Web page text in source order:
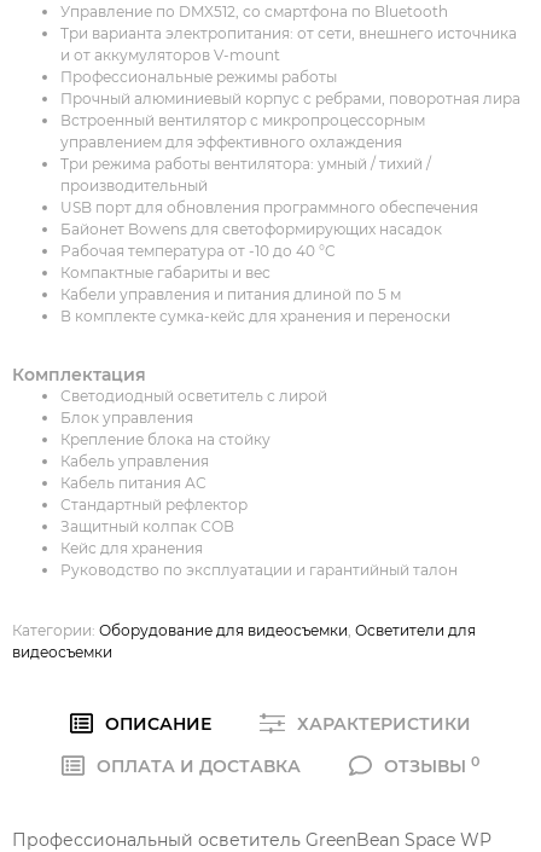
Управление по DMX512, со смартфона по Bluetooth
Три варианта электропитания: от сети, внешнего источника
и от аккумуляторов V-mount
Профессиональные режимы работы
Прочный алюминиевый корпус с ребрами, поворотная лира
Встроенный вентилятор с микропроцессорным
управлением для эффективного охлаждения
Три режима работы вентилятора: умный / тихий /
производительный
USB порт для обновления программного обеспечения
Байонет Bowens для светоформирующих насадок
Рабочая температура от -10 до 40 °C
Компактные габариты и вес
Кабели управления и питания длиной по 5 м
В комплекте сумка-кейс для хранения и переноски
Комплектация
Светодиодный осветитель с лирой
Блок управления
Крепление блока на стойку
Кабель управления
Кабель питания АС
Стандартный рефлектор
Защитный колпак СОВ
Кейс для хранения
Руководство по эксплуатации и гарантийный талон
Категории: Оборудование для видеосъемки Осветители для
видеосъемки
ОПИСАНИЕ
ХАРАКТЕРИСТИКИ
ОПЛАТА И ДОСТАВКА
ОТЗЫВЫ 0
Профессиональный осветитель GreenBean Space WP